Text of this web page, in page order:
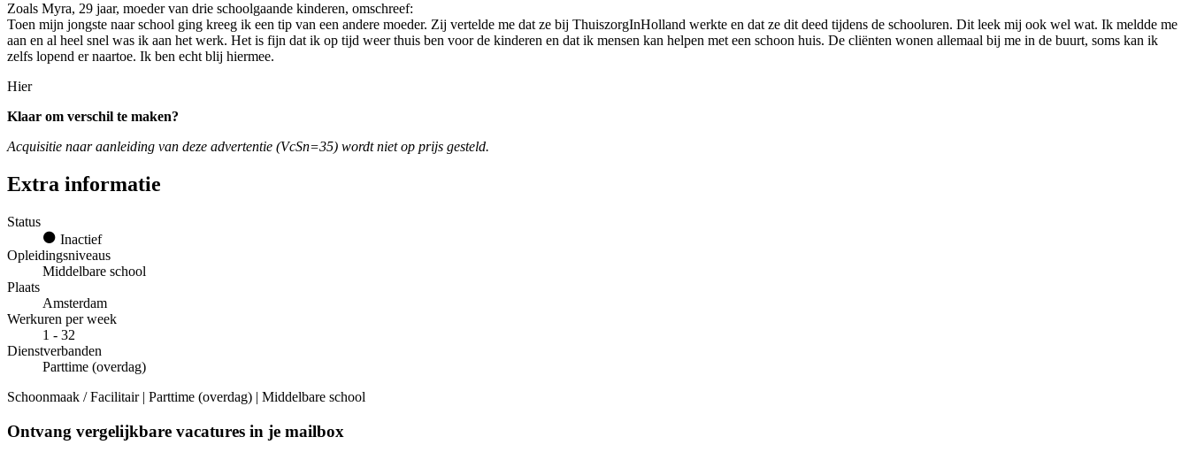
Zoals Myra, 29 jaar, moeder van drie schoolgaande kinderen, omschreef:
Toen mijn jongste naar school ging kreeg ik een tip van een andere moeder. Zij vertelde me dat ze bij ThuiszorgInHolland werkte en dat ze dit deed tijdens de schooluren. Dit leek mij ook wel wat. Ik meldde me
aan en al heel snel was ik aan het werk. Het is fijn dat ik op tijd weer thuis ben voor de kinderen en dat ik mensen kan helpen met een schoon huis. De cliënten wonen allemaal bij me in de buurt, soms kan ik
zelfs lopend er naartoe. Ik ben echt blij hiermee.
Hier
Klaar om verschil te maken?
Acquisitie naar aanleiding van deze advertentie (VcSn=35) wordt niet op prijs gesteld.
Extra informatie
Status
Inactief
Opleidingsniveaus
Middelbare school
Plaats
Amsterdam
Werkuren per week
1 - 32
Dienstverbanden
Parttime (overdag)
Schoonmaak / Facilitair | Parttime (overdag) | Middelbare school
Ontvang vergelijkbare vacatures in je mailbox